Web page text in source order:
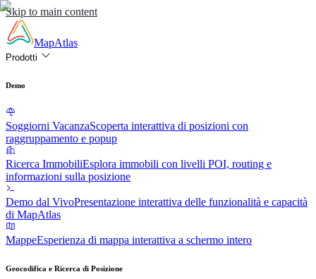
Skip to main content
MapAtlas
Prodotti
Demo
Soggiorni VacanzaScoperta interattiva di posizioni con
raggruppamento e popup
Ricerca ImmobiliEsplora immobili con livelli POI, routing e
informazioni sulla posizione
Demo dal VivoPresentazione interattiva delle funzionalità e capacità
di MapAtlas
MappeEsperienza di mappa interattiva a schermo intero
Geocodifica e Ricerca di Posizione